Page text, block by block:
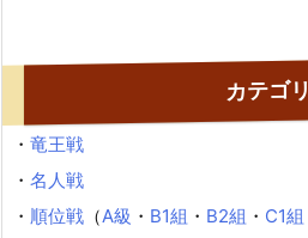
カテゴリ
・ 竜王戦
・ 名人戦
・ 順位戦 （A級 ・ B1組 ・ B2組 ・ C1組